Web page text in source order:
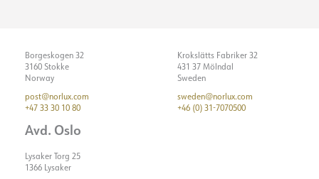
Borgeskogen 32
3160 Stokke
Norway
post@norlux.com
+47 33 30 10 80
Avd. Oslo
Lysaker Torg 25
1366 Lysaker
Krokslätts Fabriker 32
431 37 Mölndal
Sweden
sweden@norlux.com
+46 (0) 31-7070500